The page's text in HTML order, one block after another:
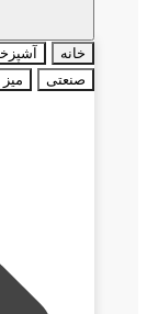
خانه
صنعتی